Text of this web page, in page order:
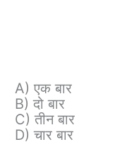
A) एक बार
B) दो बार
C) तीन बार
D) चार बार